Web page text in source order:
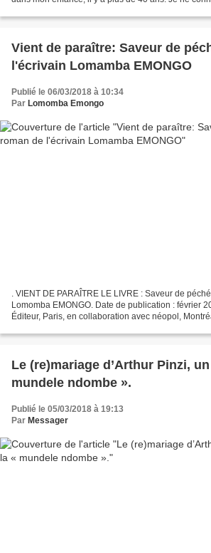
Vient de paraître: Saveur de
l'écrivain Lomamba EMONGO
Publié le 06/03/2018 à 10:34
Par Lomomba Emongo
. VIENT DE PARAÎTRE LE LIVRE : Saveur de
Lomomba EMONGO. Date de publication : février
Éditeur, Paris, en collaboration avec néopol,
Le (re)mariage d’Arthur Pinzi,
mundele ndombe ».
Publié le 05/03/2018 à 19:13
Par Messager